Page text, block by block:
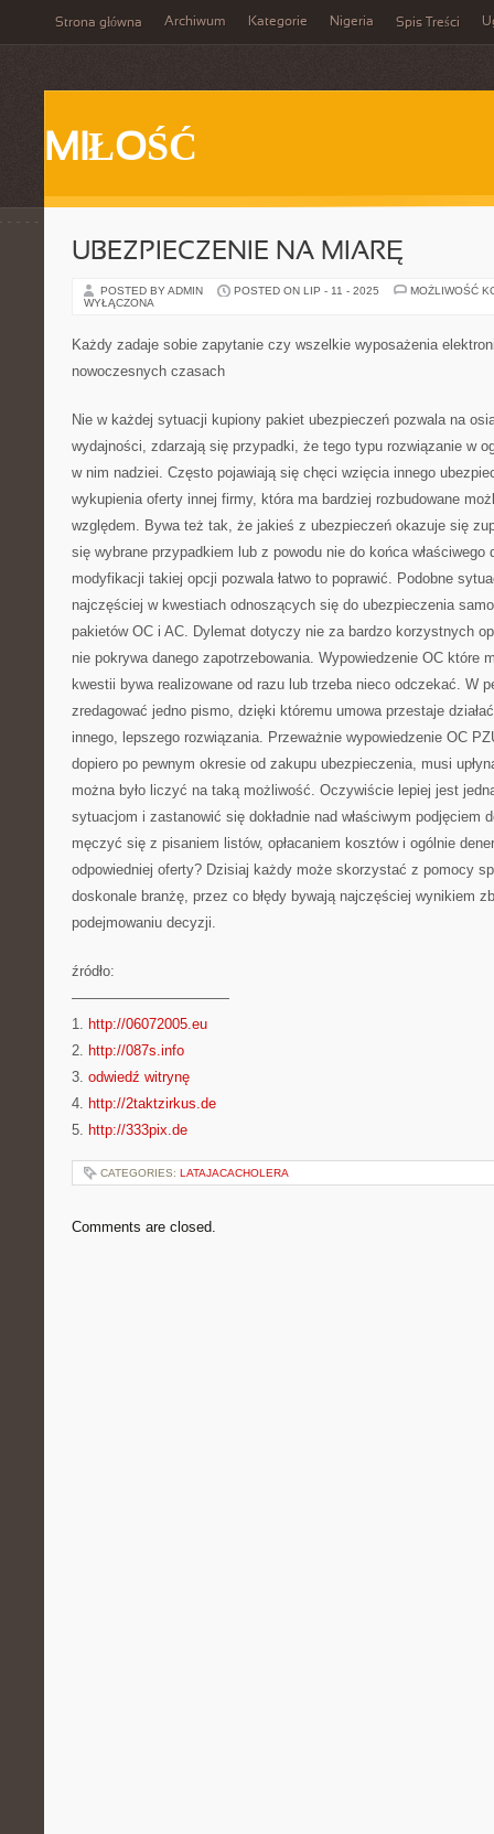
Strona główna Archiwum Kategorie Nigeria Spis Treści
MIŁOŚĆ
UBEZPIECZENIE NA MIARĘ
POSTED BY ADMIN POSTED ON LIP - 11 - 2025
MOŻLIWOŚĆ
WYŁĄCZONA
Każdy zadaje sobie zapytanie czy wszelkie wyposażenia
nowoczesnych czasach
Nie w każdej sytuacji kupiony pakiet ubezpieczeń pozwala na
wydajności, zdarzają się przypadki, że tego typu rozwiązanie w
w nim nadziei. Często pojawiają się chęci wzięcia innego
wykupienia oferty innej firmy, która ma bardziej rozbudowane
względem. Bywa też tak, że jakieś z ubezpieczeń okazuje się
się wybrane przypadkiem lub z powodu nie do końca właściwego
modyfikacji takiej opcji pozwala łatwo to poprawić. Podobne
najczęściej w kwestiach odnoszących się do ubezpieczenia
pakietów OC i AC. Dylemat dotyczy nie za bardzo korzystnych
nie pokrywa danego zapotrzebowania. Wypowiedzenie OC które
kwestii bywa realizowane od razu lub trzeba nieco odczekać. W
zredagować jedno pismo, dzięki któremu umowa przestaje
innego, lepszego rozwiązania. Przeważnie wypowiedzenie OC
dopiero po pewnym okresie od zakupu ubezpieczenia, musi
można było liczyć na taką możliwość. Oczywiście lepiej jest
sytuacjom i zastanowić się dokładnie nad właściwym podjęciem
męczyć się z pisaniem listów, opłacaniem kosztów i ogólnie
odpowiedniej oferty? Dzisiaj każdy może skorzystać z pomocy
doskonale branżę, przez co błędy bywają najczęściej wynikiem
podejmowaniu decyzji.
źródło:
———————————
1. http://06072005.eu
2. http://087s.info
3. odwiedź witrynę
4. http://2taktzirkus.de
5. http://333pix.de
CATEGORIES: LATAJACACHOLERA
Comments are closed.